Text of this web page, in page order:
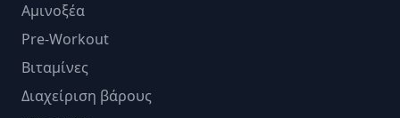
Αμινοξέα
Pre-Workout
Βιταμίνες
Διαχείριση βάρους